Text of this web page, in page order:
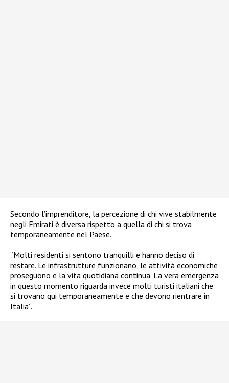
Secondo l’imprenditore, la percezione di chi vive stabilmente
negli Emirati è diversa rispetto a quella di chi si trova
temporaneamente nel Paese.
“Molti residenti si sentono tranquilli e hanno deciso di
restare. Le infrastrutture funzionano, le attività economiche
proseguono e la vita quotidiana continua. La vera emergenza
in questo momento riguarda invece molti turisti italiani che
si trovano qui temporaneamente e che devono rientrare in
Italia”.